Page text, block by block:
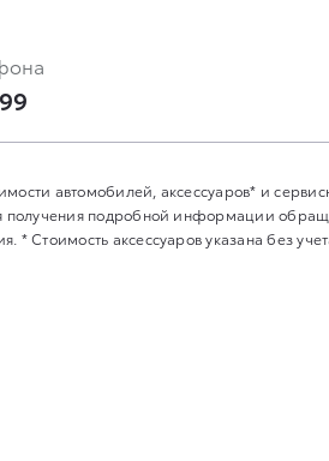
автомобилей, аксессуаров* и
подробной информации
Стоимость аксессуаров указана без